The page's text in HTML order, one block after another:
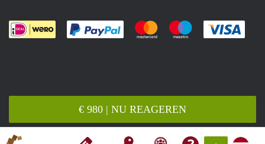
€ 980 | NU REAGEREN
Je rekent gemakkelijk af met Paypal
Je rekent gemakkelijk af met
Je rekent